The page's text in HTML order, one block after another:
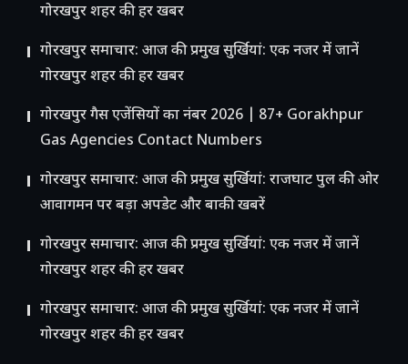
गोरखपुर शहर की हर खबर
गोरखपुर समाचार: आज की प्रमुख सुर्खियां: एक नजर में जानें
गोरखपुर शहर की हर खबर
गोरखपुर गैस एजेंसियों का नंबर 2026 | 87+ Gorakhpur
Gas Agencies Contact Numbers
गोरखपुर समाचार: आज की प्रमुख सुर्खियां: राजघाट पुल की ओर
आवागमन पर बड़ा अपडेट और बाकी खबरें
गोरखपुर समाचार: आज की प्रमुख सुर्खियां: एक नजर में जानें
गोरखपुर शहर की हर खबर
गोरखपुर समाचार: आज की प्रमुख सुर्खियां: एक नजर में जानें
गोरखपुर शहर की हर खबर